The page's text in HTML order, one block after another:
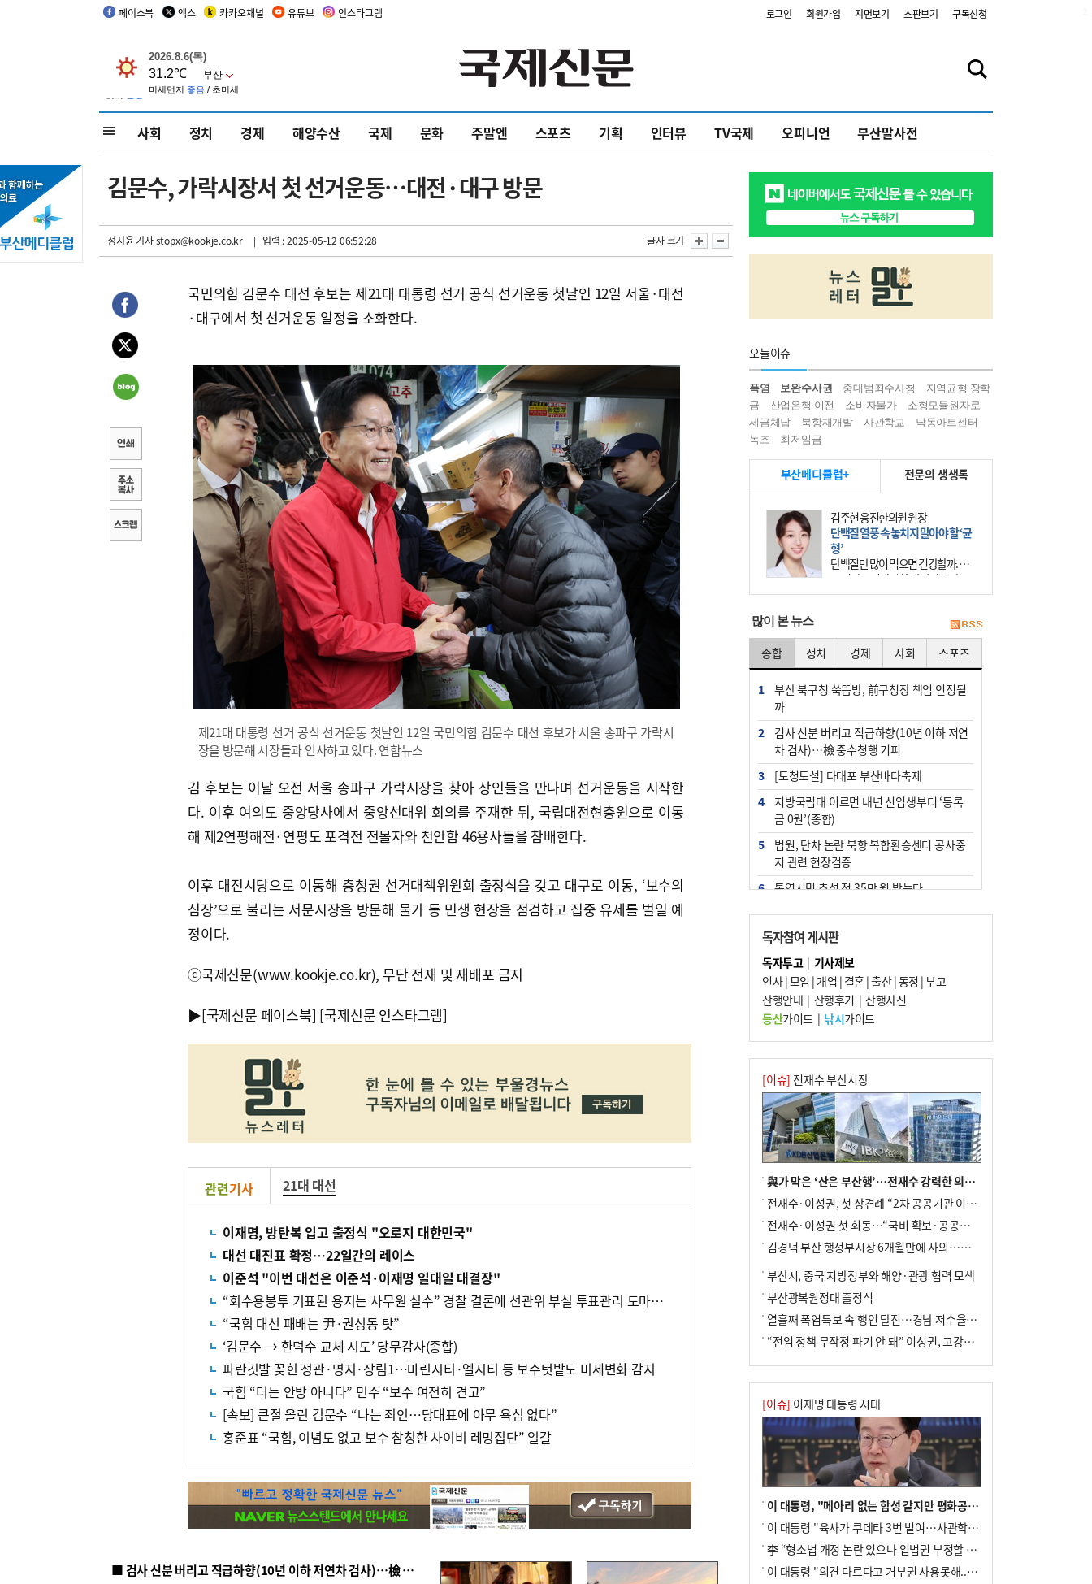
페이스북 엑스 카카오채널 유튜브 인스타그램 로그인 회원가입 지면보기 초판보기 구독신청
사회 정치 경제 해양수산 국제 문화 주말엔 스포츠 기획 인터뷰 TV국제 오피니언 부산말사전
김문수, 가락시장서 첫 선거운동…대전·대구 방문
정지윤 기자stopx@kookje.co.kr | 입력 : 2025-05-12 06:52:28 글자 크기
국민의힘 김문수 대선 후보는 제21대 대통령 선거 공식 선거운동 첫날인 12일 서울·대전
·대구에서 첫 선거운동 일정을 소화한다.
제21대 대통령 선거 공식 선거운동 첫날인 12일 국민의힘 김문수 대선 후보가 서울 송파구 가락시
장을 방문해 시장들과 인사하고 있다. 연합뉴스
김 후보는 이날 오전 서울 송파구 가락시장을 찾아 상인들을 만나며 선거운동을 시작한
다. 이후 여의도 중앙당사에서 중앙선대위 회의를 주재한 뒤, 국립대전현충원으로 이동
해 제2연평해전·연평도 포격전 전몰자와 천안함 46용사들을 참배한다.
이후 대전시당으로 이동해 충청권 선거대책위원회 출정식을 갖고 대구로 이동, ‘보수의
심장’으로 불리는 서문시장을 방문해 물가 등 민생 현장을 점검하고 집중 유세를 벌일 예
정이다.
ⓒ국제신문(www.kookje.co.kr), 무단 전재 및 재배포 금지
▶[국제신문 페이스북] [국제신문 인스타그램]
관련기사 21대 대선
이재명, 방탄복 입고 출정식 "오로지 대한민국"
대선 대진표 확정…22일간의 레이스
이준석 "이번 대선은 이준석·이재명 일대일 대결장"
“회수용봉투 기표된 용지는 사무원 실수” 경찰 결론에 선관위 부실 투표관리 도마(종합)
“국힘 대선 패배는 尹·권성동 탓”
‘김문수 → 한덕수 교체 시도’ 당무감사(종합)
파란깃발 꽂힌 정관·명지·장림1…마린시티·엘시티 등 보수텃밭도 미세변화 감지
국힘 “더는 안방 아니다” 민주 “보수 여전히 견고”
[속보] 큰절 올린 김문수 “나는 죄인…당대표에 아무 욕심 없다”
홍준표 “국힘, 이념도 없고 보수 참칭한 사이비 레밍집단” 일갈
■ 검사 신분 버리고 직급하향(10년 이하 저연차 검사)…檢 중수청행 기피
오늘이슈
폭염 보완수사권 중대범죄수사청
지역균형 장학
금
산업은행 이전 소비자물가
소형모듈원자로
세금체납
북항재개발 사관학교
낙동아트센터
녹조
최저임금
부산메디클럽+ 전문의 생생톡
김주현 웅진한의원 원장
단백질 열풍 속 놓치지 말아야 할 ‘균
형’
단백질만 많이 먹으면 건강할까. 요
즘 건강을 이야기할 때 빠지지 않는
키워드가 단백질이다. 헬스장을 다니
많이 본 뉴스
종합 정치 경제 사회 스포츠
1
부산 북구청 쑥뜸방, 前구청장 책임 인정될
까
2
검사 신분 버리고 직급하향(10년 이하 저연
차 검사)…檢 중수청행 기피
3
[도청도설] 다대포 부산바다축제
4
지방국립대 이르면 내년 신입생부터 ‘등록
금 0원’(종합)
5
법원, 단차 논란 북항 복합환승센터 공사중
지 관련 현장검증
6
통영시민 추석 전 35만 원 받는다
7
지역 상권도 말라죽을 판이라…가뭄 속 밀
양물축제 강행 논란
8
부산 철강공장 50대 노동자 추락사
9
국힘 부산시당, ‘정이한 조력’ 시의원 윤리
위에…‘한동훈 지지’도 신고접수
10 탄소흡수력 높여 폭염 대응…부산 도시숲
지도 다시 그린다
독자참여 게시판
독자투고| 기사제보
인사|모임 | 개업 | 결혼|출산|동정 |부고
산행안내 | 산행후기 | 산행사진
등산가이드| 낚시가이드
[이슈] 전재수 부산시장
與가 막은 ‘산은 부산행’…전재수 강력한 의지 표명 없인 공염불
전재수·이성권, 첫 상견례 “2차 공공기관 이전 초당 협력”(종합)
전재수·이성권 첫 회동…“국비 확보·공공기관 이전 협력”
김경덕 부산 행정부시장 6개월만에 사의…후임 인선 촉각
부산시, 중국 지방정부와 해양·관광 협력 모색
부산광복원정대 출정식
열흘째 폭염특보 속 행인 탈진…경남 저수율 평년의 절반
“전임 정책 무작정 파기 안 돼” 이성권, 고강도 ‘전재수 견제’ 예고
[이슈] 이재명 대통령 시대
이 대통령, "메아리 없는 함성 같지만 평화공존책 계속해야"
이 대통령 "육사가 쿠데타 3번 벌여…사관학교 통합 신속히 추진"
李 “형소법 개정 논란 있으나 입법권 부정할 만큼은 아냐”(종합)
이 대통령 "의견 다르다고 거부권 사용못해.. 입법권 부정할 상황이라 보기 어려워"